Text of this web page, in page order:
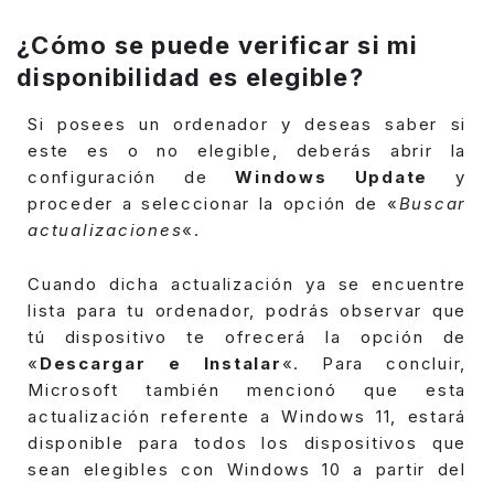
¿Cómo se puede verificar si mi
disponibilidad es elegible?
Si posees un ordenador y deseas saber si
este es o no elegible, deberás abrir la
configuración de
Windows Update
y
proceder a seleccionar la opción de «Buscar
actualizaciones«.
Cuando dicha actualización ya se encuentre
lista para tu ordenador, podrás observar que
tú dispositivo te ofrecerá la opción de
« Descargar e Instalar «. Para concluir,
Microsoft también mencionó que esta
actualización referente a Windows 11, estará
disponible para todos los dispositivos que
sean elegibles con Windows 10 a partir del